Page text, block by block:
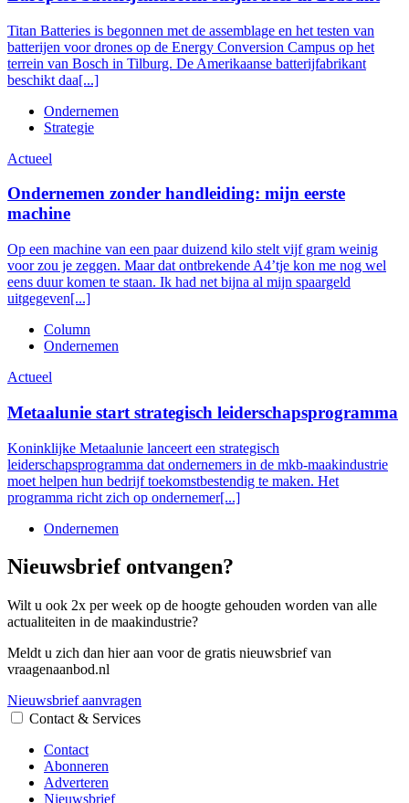
Titan Batteries is begonnen met de assemblage en het testen van
batterijen voor drones op de Energy Conversion Campus op het
terrein van Bosch in Tilburg. De Amerikaanse batterijfabrikant
beschikt daa[...]
Ondernemen
Strategie
Actueel
Ondernemen zonder handleiding: mijn eerste
machine
Op een machine van een paar duizend kilo stelt vijf gram weinig
voor zou je zeggen. Maar dat ontbrekende A4’tje kon me nog wel
eens duur komen te staan. Ik had net bijna al mijn spaargeld
uitgegeven[...]
Column
Ondernemen
Actueel
Metaalunie start strategisch leiderschapsprogramma
Koninklijke Metaalunie lanceert een strategisch
leiderschapsprogramma dat ondernemers in de mkb-maakindustrie
moet helpen hun bedrijf toekomstbestendig te maken. Het
programma richt zich op ondernemer[...]
Ondernemen
Nieuwsbrief ontvangen?
Wilt u ook 2x per week op de hoogte gehouden worden van alle
actualiteiten in de maakindustrie?
Meldt u zich dan hier aan voor de gratis nieuwsbrief van
vraagenaanbod.nl
Nieuwsbrief aanvragen
Contact & Services
Contact
Abonneren
Adverteren
Nieuwsbrief